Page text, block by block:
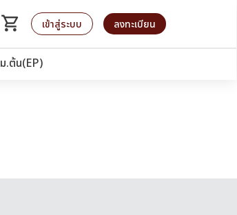
shopping_cart
รถเข็น เข้าสู่ระบบ ลงทะเบียน
ม.ต้น(EP)